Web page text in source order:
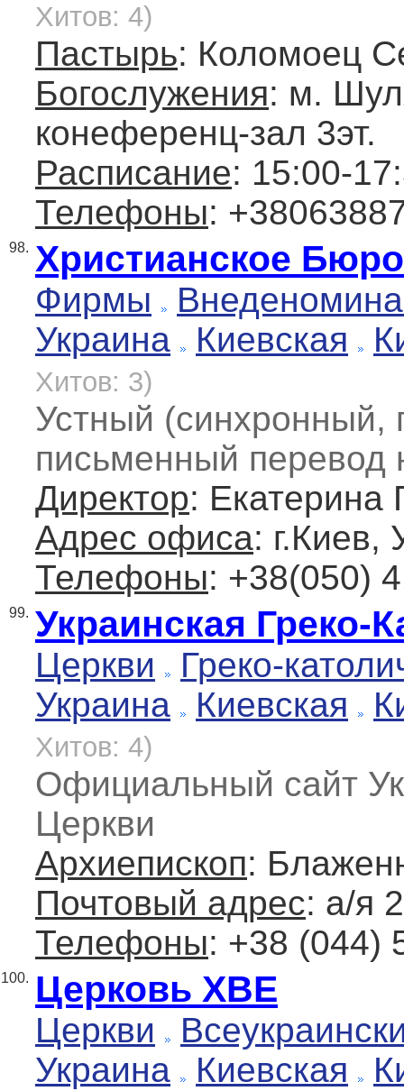
Хитов: 4)
Пастырь: Коломоец
Богослужения: м.
конеференц-зал 3эт.
Расписание: 15:00-
Телефоны:
98. Христианское
Фирмы
Украина
Киевская
Хитов: 3)
Устный (синхронный,
письменный перевод
Директор: Екатерина
Адрес офиса: г.Киев,
Телефоны: +38(050)
99. Украинская Греко-
Церкви
Греко-
Украина
Киевская
Хитов: 4)
Официальный сайт
Церкви
Архиепископ:
Почтовый адрес: а/я
Телефоны: +38 (044)
100. Церковь ХВЕ
Церкви
Украина
Киевская